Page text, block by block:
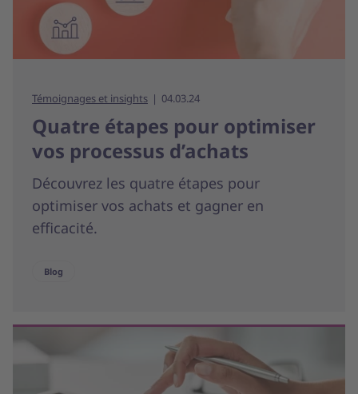
Témoignages et insights 04.03.24
Quatre étapes pour optimiser
vos processus d’achats
Découvrez les quatre étapes pour
optimiser vos achats et gagner en
efficacité.
Blog